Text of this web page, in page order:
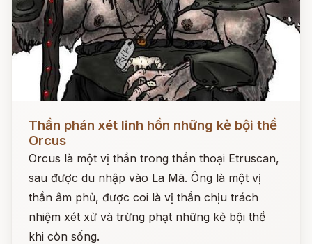
Đọc ngay
Thần phán xét linh hồn những kẻ bội thề
Orcus
Orcus là một vị thần trong thần thoại Etruscan,
sau được du nhập vào La Mã. Ông là một vị
thần âm phủ, được coi là vị thần chịu trách
nhiệm xét xử và trừng phạt những kẻ bội thề
khi còn sống.